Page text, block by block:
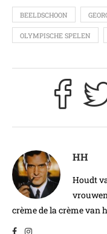
BEELDSCHOON
OLYMPISCHE SPELEN
HH
Houdt
crème de la crème van